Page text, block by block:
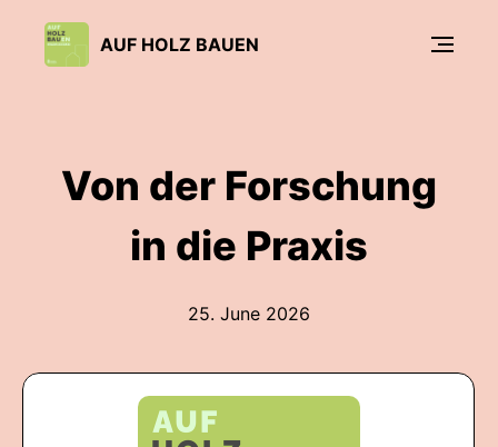
AUF HOLZ BAUEN
Von der Forschung
in die Praxis
25. June 2026